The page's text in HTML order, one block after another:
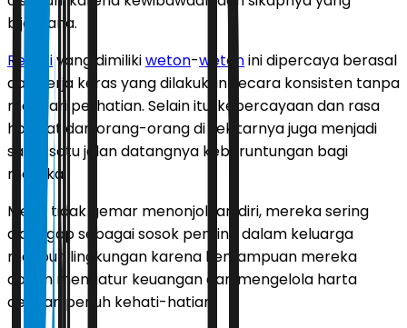
bijaksana.
Rezekiyang dimilikiweton-wetonini dipercaya berasal
dari kerja keras yang dilakukan secara konsisten tanpa
mencari perhatian. Selain itu, kepercayaan dan rasa
hormat dari orang-orang di sekitarnya juga menjadi
salah satu jalan datangnya keberuntungan bagi
mereka.
Meski tidak gemar menonjolkan diri, mereka sering
dianggap sebagai sosok penting dalam keluarga
maupun lingkungan karena kemampuan mereka
dalam mengatur keuangan dan mengelola harta
dengan penuh kehati-hatian.